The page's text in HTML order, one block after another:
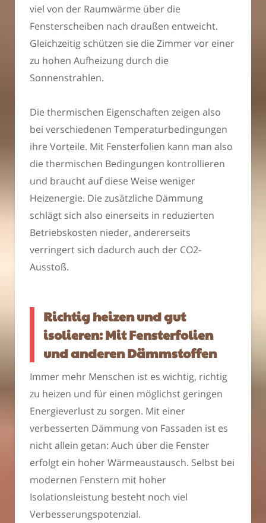
viel von der Raumwärme über die
Fensterscheiben nach draußen entweicht.
Gleichzeitig schützen sie die Zimmer vor einer
zu hohen Aufheizung durch die
Sonnenstrahlen.
Die thermischen Eigenschaften zeigen also
bei verschiedenen Temperaturbedingungen
ihre Vorteile. Mit Fensterfolien kann man also
die thermischen Bedingungen kontrollieren
und braucht auf diese Weise weniger
Heizenergie. Die zusätzliche Dämmung
schlägt sich also einerseits in reduzierten
Betriebskosten nieder, andererseits
verringert sich dadurch auch der CO2-
Ausstoß.
Richtig heizen und gut
isolieren: Mit Fensterfolien
und anderen Dämmstoffen
Immer mehr Menschen ist es wichtig, richtig
zu heizen und für einen möglichst geringen
Energieverlust zu sorgen. Mit einer
verbesserten Dämmung von Fassaden ist es
nicht allein getan: Auch über die Fenster
erfolgt ein hoher Wärmeaustausch. Selbst bei
modernen Fenstern mit hoher
Isolationsleistung besteht noch viel
Verbesserungspotenzial.